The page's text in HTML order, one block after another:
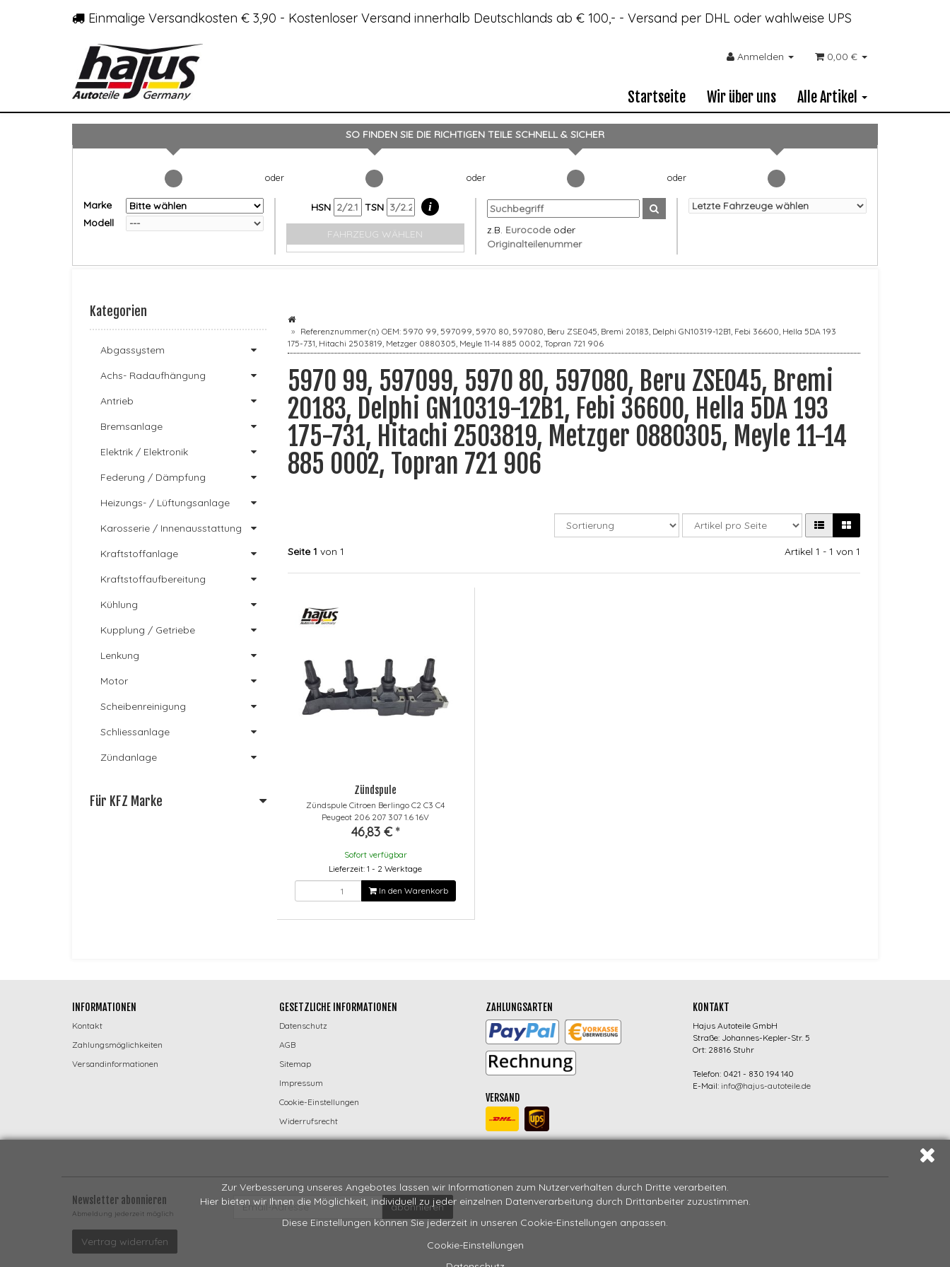
Einmalige Versandkosten € 3,90 - Kostenloser Versand innerhalb Deutschlands ab € 100,- - Versand per DHL oder wahlweise UPS
Anmelden 0,00 €
Startseite Wir über uns Alle Artikel
SO FINDEN SIE DIE RICHTIGEN TEILE SCHNELL & SICHER
Marke
Modell
HSN TSN i
FAHRZEUG WÄHLEN z.B. Eurocode oder
Originalteilenummer
Zur Verbesserung unseres Angebotes lassen wir Informationen zum Nutzerverhalten durch Dritte verarbeiten.
Hier bieten wir Ihnen die Möglichkeit, individuell zu jeder einzelnen Datenverarbeitung durch Drittanbeiter zuzustimmen.
Diese Einstellungen können Sie jederzeit in unseren Cookie-Einstellungen anpassen.
Cookie-Einstellungen
Referenznummer(n) OEM: 5970 99, 597099, 5970 80, 597080, Beru ZSE045, Bremi 20183, Delphi GN10319-12B1, Febi 36600, Hella 5DA 193
175-731, Hitachi 2503819, Metzger 0880305, Meyle 11-14 885 0002, Topran 721 906
5970 99, 597099, 5970 80, 597080, Beru ZSE045, Bremi
20183, Delphi GN10319-12B1, Febi 36600, Hella 5DA 193
175-731, Hitachi 2503819, Metzger 0880305, Meyle 11-14
885 0002, Topran 721 906
Seite 1 von 1 Artikel 1 - 1 von 1
Zündspule
Zündspule Citroen Berlingo C2 C3 C4
Peugeot 206 207 307 1.6 16V
46,83 € *
Sofort verfügbar
Lieferzeit: 1 - 2 Werktage
In den Warenkorb
Kategorien
Abgassystem
Achs- Radaufhängung
Antrieb
Bremsanlage
Elektrik / Elektronik
Federung / Dämpfung
Heizungs- / Lüftungsanlage
Karosserie / Innenausstattung
Kraftstoffanlage
Kraftstoffaufbereitung
Kühlung
Kupplung / Getriebe
Lenkung
Motor
Scheibenreinigung
Schliessanlage
Zündanlage
Für KFZ Marke
INFORMATIONEN
Kontakt
Zahlungsmöglichkeiten
Versandinformationen
GESETZLICHE INFORMATIONEN
Datenschutz
AGB
Sitemap
Impressum
Cookie-Einstellungen
Widerrufsrecht
ZAHLUNGSARTEN
VERSAND
KONTAKT
Hajus Autoteile GmbH
Straße: Johannes-Kepler-Str. 5
Ort: 28816 Stuhr
Telefon: 0421 - 830 194 140
E-Mail: info@hajus-autoteile.de
Newsletter abonnieren
Abmeldung jederzeit möglich
EMAIL-
abonnieren
Vertrag widerrufen